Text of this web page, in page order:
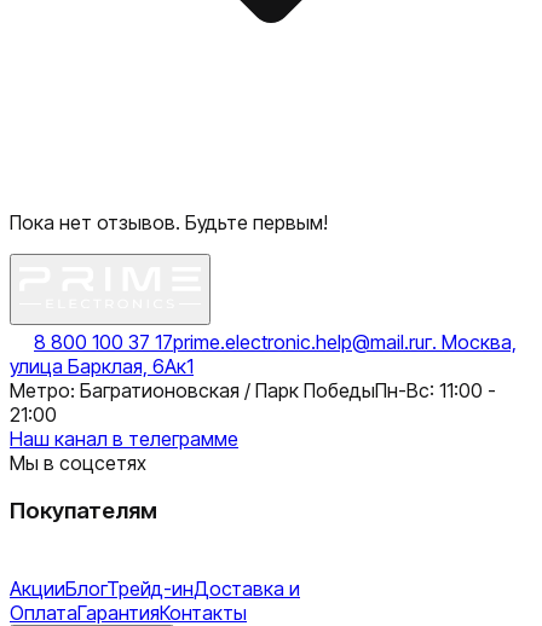
Пока нет отзывов. Будьте первым!
8 800 100 37 17prime.electronic.help@mail.ruг. Москва,
улица Барклая, 6Ак1
Метро: Багратионовская / Парк ПобедыПн-Вс: 11:00 -
21:00
Наш канал в телеграмме
Мы в соцсетях
Покупателям
АкцииБлогТрейд-инДоставка и
ОплатаГарантияКонтакты